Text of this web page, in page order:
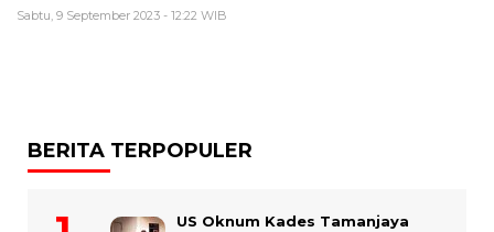
Sabtu, 9 September 2023 - 12:22 WIB
BERITA TERPOPULER
US Oknum Kades Tamanjaya